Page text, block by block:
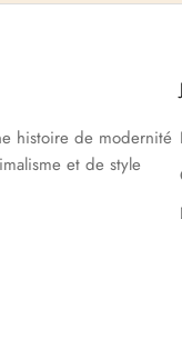
histoire de modernité
et de style